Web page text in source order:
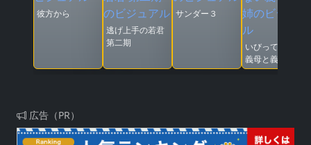
彼方から
逃げ上手の若君
第二期
サンダー３
いびってこない
義母と義姉
広告（PR）